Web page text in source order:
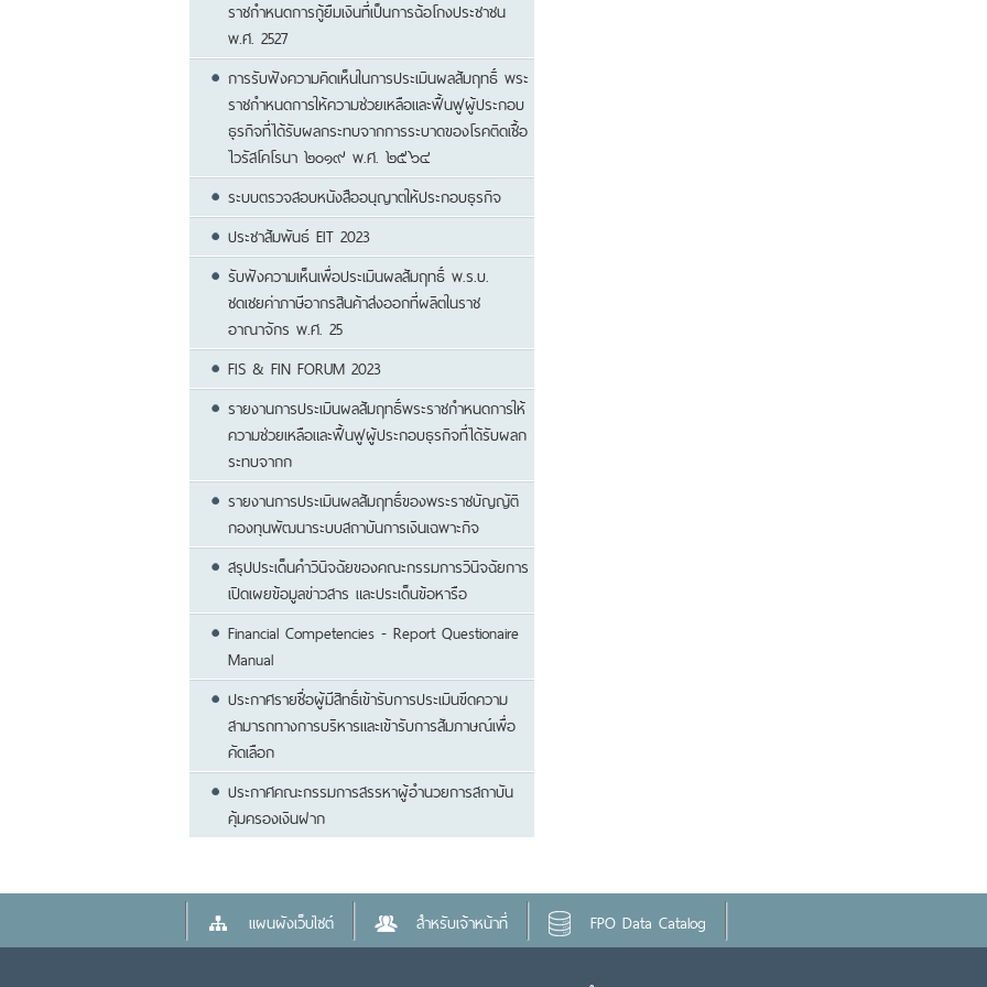
ราชกำหนดการกู้ยืมเงินที่เป็นการฉ้อโกงประชาชน
พ.ศ. 2527
การรับฟังความคิดเห็นในการประเมินผลสัมฤทธิ์ พระ
ราชกำหนดการให้ความช่วยเหลือและฟื้นฟูผู้ประกอบ
ธุรกิจที่ได้รับผลกระทบจากการระบาดของโรคติดเชื้อ
ไวรัสโคโรนา ๒๐๑๙ พ.ศ. ๒๕๖๔
ระบบตรวจสอบหนังสืออนุญาตให้ประกอบธุรกิจ
ประชาสัมพันธ์ EIT 2023
รับฟังความเห็นเพื่อประเมินผลสัมฤทธิ์ พ.ร.บ.
ชดเชยค่าภาษีอากรสินค้าส่งออกที่ผลิตในราช
อาณาจักร พ.ศ. 25
FIS & FIN FORUM 2023
รายงานการประเมินผลสัมฤทธิ์พระราชกำหนดการให้
ความช่วยเหลือและฟื้นฟูผู้ประกอบธุรกิจที่ได้รับผลก
ระทบจากก
รายงานการประเมินผลสัมฤทธิ์ของพระราชบัญญัติ
กองทุนพัฒนาระบบสถาบันการเงินเฉพาะกิจ
สรุปประเด็นคำวินิจฉัยของคณะกรรมการวินิจฉัยการ
เปิดเผยข้อมูลข่าวสาร และประเด็นข้อหารือ
Financial Competencies - Report Questionaire
Manual
ประกาศรายชื่อผู้มีสิทธิ์เข้ารับการประเมินขีดความ
สามารถทางการบริหารและเข้ารับการสัมภาษณ์เพื่อ
คัดเลือก
ประกาศคณะกรรมการสรรหาผู้อำนวยการสถาบัน
คุ้มครองเงินฝาก
แผนผังเว็บไซต์ สำหรับเจ้าหน้าที่ FPO Data Catalog